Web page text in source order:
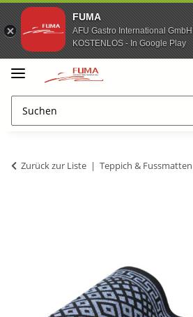
FUMA
AFU Gastro International GmbH
KOSTENLOS - In Google Play
Zurück zur Liste Teppich & Fussmatten